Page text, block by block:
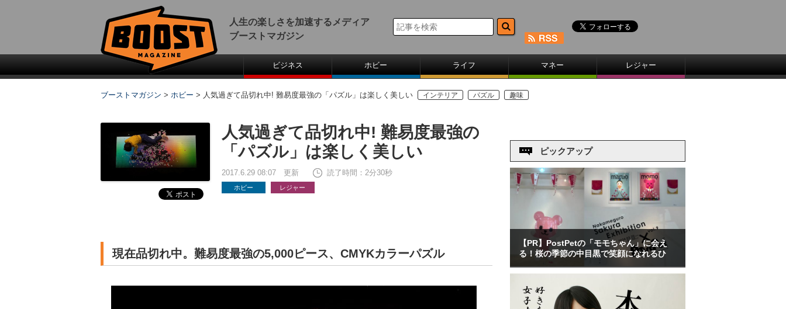
人生の楽しさを加速するメディア
ブーストマガジン
ビジネス ホビー ライフ マネー レジャー
ブーストマガジン > ホビー > 人気過ぎて品切れ中! 難易度最強の「パズル」は楽しく美しい インテリア パズル 趣味
人気過ぎて品切れ中! 難易度最強の
「パズル」は楽しく美しい
2017.6.29 08:07 更新 読了時間：2分30秒
ホビー レジャー
現在品切れ中。難易度最強の5,000ピース、CMYKカラーパズル
ピックアップ
【PR】PostPetの「モモちゃん」に会え
る！桜の季節の中目黒で笑顔になれるひ